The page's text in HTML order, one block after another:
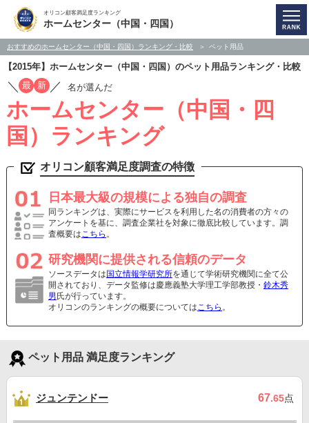
オリコン顧客満足度ランキング
ホームセンター（中国・四国）
おすすめのホームセンター（中国・四国）ランキング・比較 ペット用品
【2015年】ホームセンター（中国・四国）のペット用品ランキング・比較
／ 最 新 ／ 名が選んだ
ホームセンター（中国・四
国）ランキング
オリコン顧客満足度調査の特徴
日本最大級の規模による独自の調査
同ランキングは、実際にサービスを利用した名の消費者の方々の
アンケートを基に、調査企業社を対象に徹底比較しています。調
査概要はこちら 。
研究機関に提供される信頼のデータ
ソースデータは 国立情報学研究所を通じて学術研究機関に全て公
開されており、データ監修は慶應義塾大学理工学部教授・ 鈴木秀
男 氏が行っています。
オリコンのランキングの概要についてはこちら 。
ペット用品 満足度ランキング
ジュンテンドー 67.65点